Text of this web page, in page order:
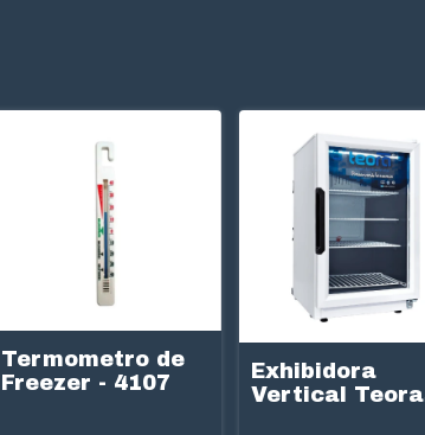
Termometro de
Freezer - 4107
Exhibidora
Vertical Teora